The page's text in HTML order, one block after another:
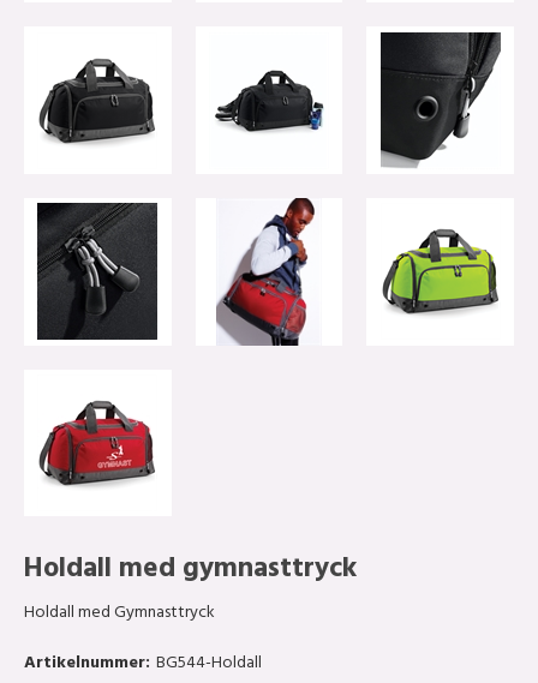
Holdall med gymnasttryck
Holdall med Gymnasttryck
Artikelnummer: BG544-Holdall